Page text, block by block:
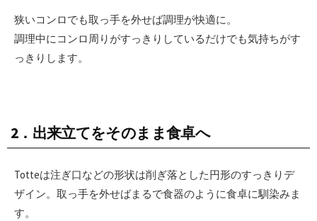
狭いコンロでも取っ手を外せば調理が快適に。
調理中にコンロ周りがすっきりしているだけでも気持ちがす
っきりします。
2．出来立てをそのまま食卓へ
Totteは注ぎ口などの形状は削ぎ落とした円形のすっきりデ
ザイン。取っ手を外せばまるで食器のように食卓に馴染みま
す。